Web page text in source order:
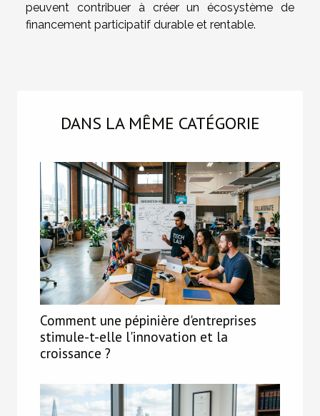
peuvent contribuer à créer un écosystème de
financement participatif durable et rentable.
DANS LA MÊME CATÉGORIE
Comment une pépinière d'entreprises
stimule-t-elle l'innovation et la
croissance ?